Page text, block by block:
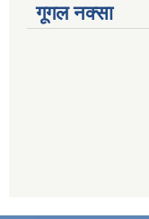
गूगल नक्सा